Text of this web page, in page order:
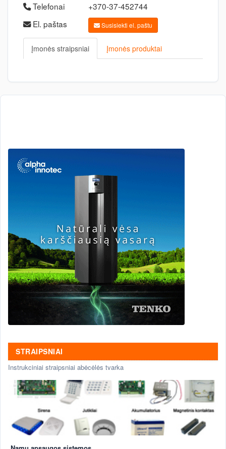
Telefonai
+370-37-452744
El. paštas
Susisiekti el. paštu
Įmonės straipsniai Įmonės produktai
STRAIPSNIAI
Instrukciniai straipsniai abėcėlės tvarka